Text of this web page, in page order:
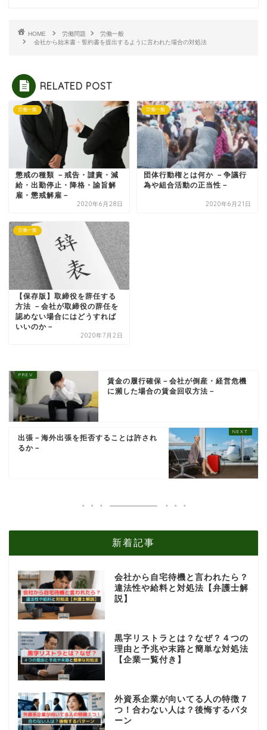
HOME 労働問題
労働一般
会社から始末書・誓約書を提出するように言われた場合の対処法
RELATED POST
労働一般
懲戒の種類 －戒告・譴責・減
給・出勤停止・降格・諭旨解
雇・懲戒解雇－
2020年6月28日
労働一般
団体行動権とは何か －争議行
為や組合活動の正当性－
2020年6月21日
労働一般
【保存版】取締役を辞任する
方法 －会社が取締役の辞任を
認めない場合にはどうすれば
いいのか－
2020年7月2日
賃金の履行確保－会社が倒産・経営危機
に瀕した場合の賃金回収方法－
出張－海外出張を拒否することは許され
るか－
新着記事
会社から自宅待機と言われたら？
違法性や給料と対処法【弁護士解
説】
黒字リストラとは？なぜ？４つの
理由と予兆や末路と簡単な対処法
【企業一覧付き】
外資系企業が向いてる人の特徴７
つ！合わない人は？後悔するパタ
ーン